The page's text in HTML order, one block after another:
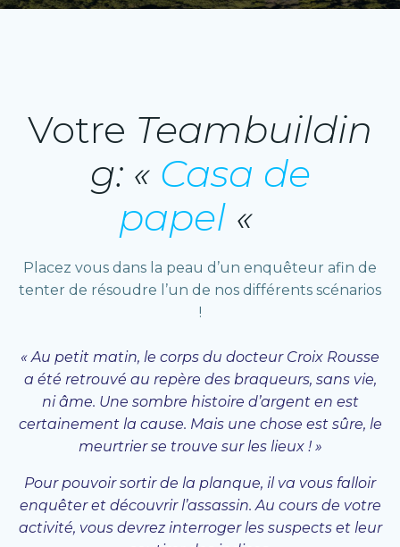
Votre Teambuildin
g: « Casa de
papel «
Placez vous dans la peau d’un enquêteur afin de
tenter de résoudre l’un de nos différents scénarios
!
« Au petit matin, le corps du docteur Croix Rousse
a été retrouvé au repère des braqueurs, sans vie,
ni âme. Une sombre histoire d’argent en est
certainement la cause. Mais une chose est sûre, le
meurtrier se trouve sur les lieux ! »
Pour pouvoir sortir de la planque, il va vous falloir
enquêter et découvrir l’assassin. Au cours de votre
activité, vous devrez interroger les suspects et leur